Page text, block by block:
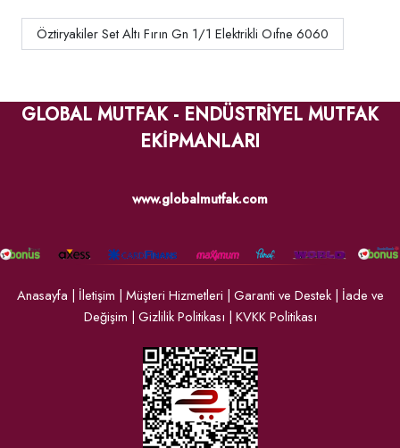
Öztiryakiler Set Altı Fırın Gn 1/1 Elektrikli Oıfne 6060
GLOBAL MUTFAK - ENDÜSTRİYEL MUTFAK
EKİPMANLARI
www.globalmutfak.com
Anasayfa | İletişim | Müşteri Hizmetleri | Garanti ve Destek| İade ve
Değişim | Gizlilik Politikası | KVKK Politikası